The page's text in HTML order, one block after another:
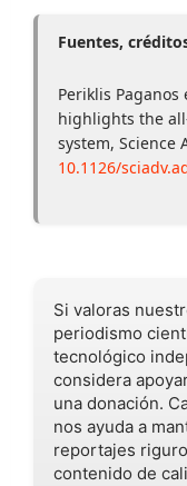
Fuentes,
Periklis
highlights the
system, Science
10.1126/
Si valoras
periodismo
tecnológico
considera
una donación.
nos ayuda a
reportajes
contenido de